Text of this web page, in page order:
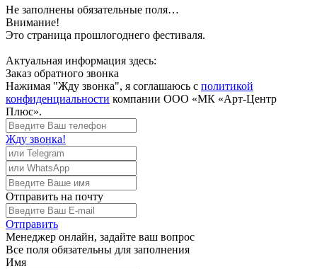
Не заполнены обязательные поля…
Внимание!
Это страница прошлогоднего фестиваля.
Актуальная информация здесь:
Заказ обратного звонка
Нажимая "Жду звонка", я соглашаюсь с политикой
конфиденциальности компании ООО «МК «Арт-Центр
Плюс».
Жду звонка!
Отправить на почту
Отправить
Менеджер онлайн, задайте ваш вопрос
Все поля обязательны для заполнения
Имя